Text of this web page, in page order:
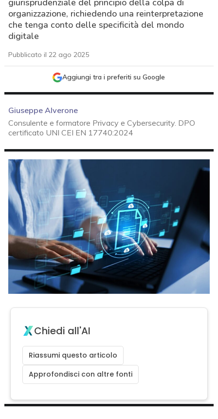
giurisprudenziale del principio della colpa di
organizzazione, richiedendo una reinterpretazione
che tenga conto delle specificità del mondo
digitale
Pubblicato il 22 ago 2025
Aggiungi tra i preferiti su Google
Giuseppe Alverone
Consulente e formatore Privacy e Cybersecurity. DPO
certificato UNI CEI EN 17740:2024
Chiedi all'AI
Riassumi questo articolo
Approfondisci con altre fonti